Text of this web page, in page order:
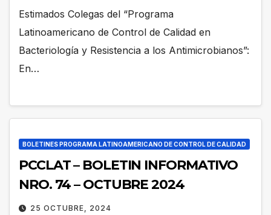
Estimados Colegas del “Programa
Latinoamericano de Control de Calidad en
Bacteriología y Resistencia a los Antimicrobianos”:
En…
BOLETINES PROGRAMA LATINOAMERICANO DE CONTROL DE CALIDAD
PCCLAT – BOLETIN INFORMATIVO
NRO. 74 – OCTUBRE 2024
25 OCTUBRE, 2024